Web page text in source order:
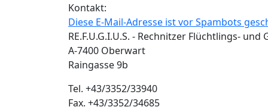
Kontakt:
Diese E-Mail-Adresse ist vor Spambots
RE.F.U.G.I.U.S. - Rechnitzer Flüchtlings-
A-7400 Oberwart
Raingasse 9b
Tel. +43/3352/33940
Fax. +43/3352/34685